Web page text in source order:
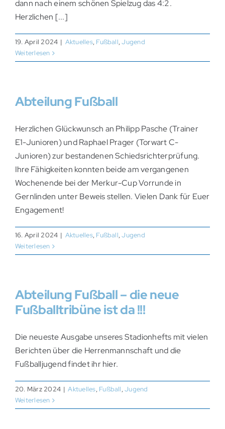
dann nach einem schönen Spielzug das 4:2.
Herzlichen [...]
19. April 2024 | Aktuelles, Fußball,Jugend
Weiterlesen
Abteilung Fußball
Herzlichen Glückwunsch an Philipp Pasche (Trainer
E1-Junioren) und Raphael Prager (Torwart C-
Junioren) zur bestandenen Schiedsrichterprüfung.
Ihre Fähigkeiten konnten beide am vergangenen
Wochenende bei der Merkur-Cup Vorrunde in
Gernlinden unter Beweis stellen. Vielen Dank für Euer
Engagement!
16. April 2024 | Aktuelles, Fußball,Jugend
Weiterlesen
Abteilung Fußball – die neue
Fußballtribüne ist da !!!
Die neueste Ausgabe unseres Stadionhefts mit vielen
Berichten über die Herrenmannschaft und die
Fußballjugend findet ihr hier.
20. März 2024 | Aktuelles, Fußball,Jugend
Weiterlesen